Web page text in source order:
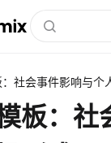
社会事件影响与个
板：社